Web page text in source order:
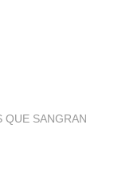
QUE SANGRAN